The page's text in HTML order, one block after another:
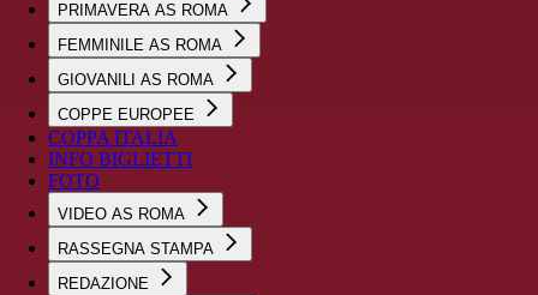
PRIMAVERA AS ROMA
FEMMINILE AS ROMA
GIOVANILI AS ROMA
COPPE EUROPEE
COPPA ITALIA
INFO BIGLIETTI
FOTO
VIDEO AS ROMA
RASSEGNA STAMPA
REDAZIONE